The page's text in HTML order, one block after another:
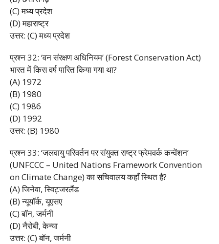
(C) मध्य प्रदेश
(D) महाराष्ट्र
उत्तर: (C) मध्य प्रदेश
प्रश्न 32: ‘वन संरक्षण अधिनियम’ (Forest Conservation Act)
भारत में किस वर्ष पारित किया गया था?
(A) 1972
(B) 1980
(C) 1986
(D) 1992
उत्तर: (B) 1980
प्रश्न 33: ‘जलवायु परिवर्तन पर संयुक्त राष्ट्र फ्रेमवर्क कन्वेंशन’
(UNFCCC – United Nations Framework Convention
on Climate Change) का सचिवालय कहाँ स्थित है?
(A) जिनेवा, स्विट्जरलैंड
(B) न्यूयॉर्क, यूएसए
(C) बॉन, जर्मनी
(D) नैरोबी, केन्या
उत्तर: (C) बॉन, जर्मनी